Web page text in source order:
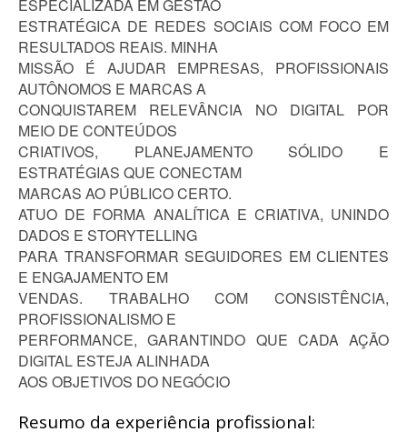
ESPECIALIZADA EM GESTÃO
ESTRATÉGICA DE REDES SOCIAIS COM FOCO EM
RESULTADOS REAIS. MINHA
MISSÃO É AJUDAR EMPRESAS, PROFISSIONAIS
AUTÔNOMOS E MARCAS A
CONQUISTAREM RELEVÂNCIA NO DIGITAL POR
MEIO DE CONTEÚDOS
CRIATIVOS, PLANEJAMENTO SÓLIDO E
ESTRATÉGIAS QUE CONECTAM
MARCAS AO PÚBLICO CERTO.
ATUO DE FORMA ANALÍTICA E CRIATIVA, UNINDO
DADOS E STORYTELLING
PARA TRANSFORMAR SEGUIDORES EM CLIENTES
E ENGAJAMENTO EM
VENDAS. TRABALHO COM CONSISTÊNCIA,
PROFISSIONALISMO E
PERFORMANCE, GARANTINDO QUE CADA AÇÃO
DIGITAL ESTEJA ALINHADA
AOS OBJETIVOS DO NEGÓCIO
Resumo da experiência profissional: